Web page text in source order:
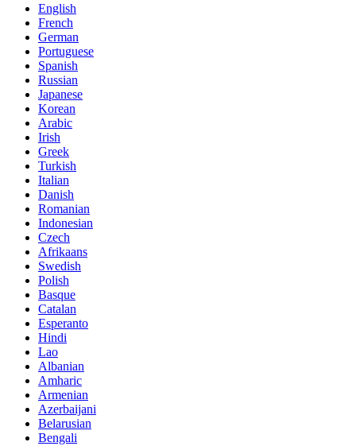
English
French
German
Portuguese
Spanish
Russian
Japanese
Korean
Arabic
Irish
Greek
Turkish
Italian
Danish
Romanian
Indonesian
Czech
Afrikaans
Swedish
Polish
Basque
Catalan
Esperanto
Hindi
Lao
Albanian
Amharic
Armenian
Azerbaijani
Belarusian
Bengali